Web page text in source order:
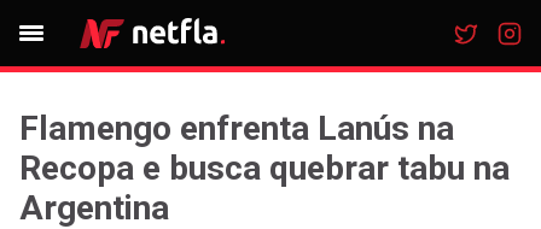
Flamengo enfrenta Lanús na
Recopa e busca quebrar tabu na
Argentina